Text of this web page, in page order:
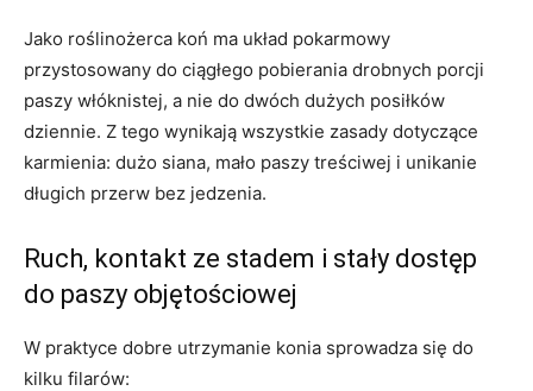
Jako roślinożerca koń ma układ pokarmowy
przystosowany do ciągłego pobierania drobnych porcji
paszy włóknistej, a nie do dwóch dużych posiłków
dziennie. Z tego wynikają wszystkie zasady dotyczące
karmienia: dużo siana, mało paszy treściwej i unikanie
długich przerw bez jedzenia.
Ruch, kontakt ze stadem i stały dostęp
do paszy objętościowej
W praktyce dobre utrzymanie konia sprowadza się do
kilku filarów: